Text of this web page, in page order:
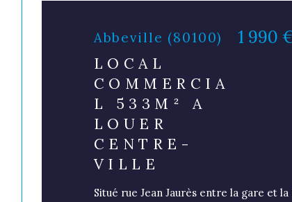
Abbeville (80100)
LOCAL
COMMERCIA
L 533M² A
LOUER
CENTRE-
VILLE
1 990
Situé rue Jean Jaurès entre la gare et